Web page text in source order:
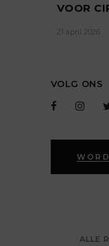
VOOR
21 april 2026
VOLG ONS
ALLE